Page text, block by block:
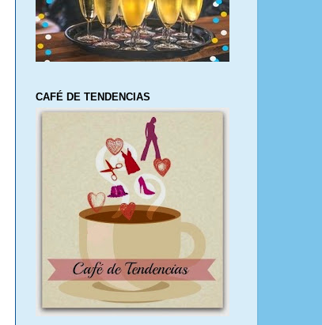
CAFÉ DE TENDENCIAS